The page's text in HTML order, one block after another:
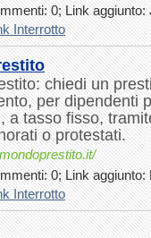
0; Link aggiunto:
Interrotto
chiedi un
per dipendenti
a tasso fisso,
o protestati.
0; Link aggiunto:
Interrotto